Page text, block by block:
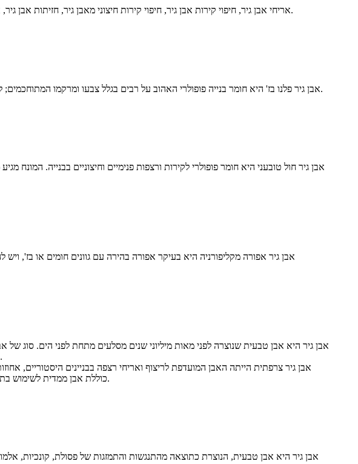
אריחי אבן גיר, חיפוי קירות אבן גיר, חיפוי קירות חיצוני מאבן גיר, חזיתות אבן גיר, אריחי אבן גיר חיצוניים, ווילת אבן גיר הן כולן אפשרויות מצוינות לשיפור האסתטיקה והעמידות של החללים שלכם.
אבן גיר פלנו בז' היא חומר בנייה פופולרי האהוב על רבים בגלל צבעו ומרקמו המתוחכמים; לעתים קרובות הוא בצבע בז' עם מרקם זהוב המעניק לו מראה יוקרתי ואופנתי כאשר משתמשים בו בעיצוב ועיצוב.
אבן גיר חול טובעני היא חומר פופולרי לקירות ורצפות פנימיים וחיצוניים בבנייה. המונח
אבן גיר אפורה מקליפורניה היא בעיקר אפורה בהירה עם גוונים חומים או בז', ויש
אבן גיר היא אבן טבעית שנוצרה לפני מאות מיליוני שנים מסלעים מתחת לפני הים. סוג
אבנים שונות נקראות אבן גיר. המרקם של אבן גיר הוא ייחודי ואינו ניתן להעתקה, והמחיר ישתנה בהתאם למרקם.
אבן גיר צרפתית הייתה האבן המועדפת לריצוף ואריחי רצפה בבניינים היסטוריים,
כוללת אבן ממדית לשימוש בתוך ומחוץ לבניין, חיפוי, ריצוף, אריחי רצפה או פסלים מגולפים כמו עמודים, מעקות, מזרקות, קמינים או אנדרטאות.
אבן גיר היא אבן טבעית, הנוצרת כתוצאה מהתנגשות והתמזגות של פסולת, קונכיות,